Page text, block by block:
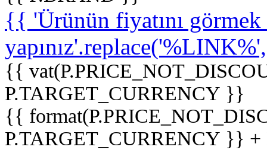
{{ 'Ürünün fiyatını
{{
P.TARGET_CURRENCY }}
{{
P.TARGET_CURRENCY }}